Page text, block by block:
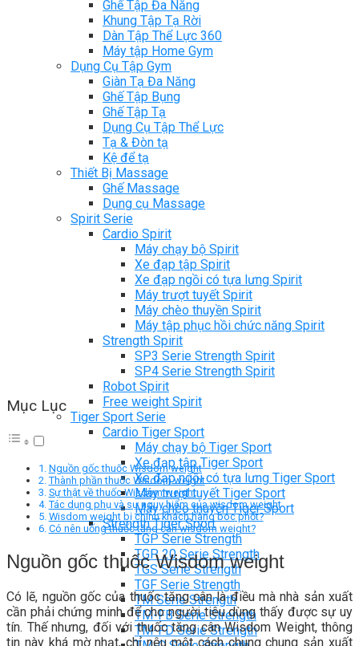
Ghế Tập Đa Năng
Khung Tập Tạ Rời
Dàn Tập Thể Lực 360
Máy tập Home Gym
Dụng Cụ Tập Gym
Giàn Tạ Đa Năng
Ghế Tập Bụng
Ghế Tập Tạ
Dụng Cụ Tập Thể Lực
Tạ & Đòn tạ
Kệ để tạ
Thiết Bị Massage
Ghế Massage
Dụng cụ Massage
Spirit Serie
Cardio Spirit
Máy chạy bộ Spirit
Xe đạp tập Spirit
Xe đạp ngồi có tựa lưng Spirit
Máy trượt tuyết Spirit
Máy chèo thuyền Spirit
Máy tập phục hồi chức năng Spirit
Strength Spirit
SP3 Serie Strength Spirit
SP4 Serie Strength Spirit
Robot Spirit
Free weight Spirit
Tiger Sport Serie
Cardio Tiger Sport
Máy chạy bộ Tiger Sport
Xe đạp tập Tiger Sport
Xe đạp ngồi có tựa lưng Tiger Sport
Máy trượt tuyết Tiger Sport
Máy chèo thuyền Tiger Sport
Strength Tiger Sport
TGP Serie Strength
TGP 20 Serie Strength
TGS Serie Strength
TGF Serie Strength
TM Serie Strength
TM-FB Serie Strength
TM-FD Serie Strength
Mục Lục
Nguồn gốc thuốc Wisdom weight
Thành phần thuốc Wisdom weight
Sự thật về thuốc Wisdom weight
Tác dụng phụ và sự nguy hiểm của wisdom weight
Wisdom weight bị chính khách hàng bóc phốt?
Có nên uống thuốc tăng cân wisdom weight?
Nguồn gốc thuốc Wisdom weight
Có lẽ, nguồn gốc của thuốc tăng cân là điều mà nhà sản xuất
cần phải chứng minh để cho người tiêu dùng thấy được sự uy
tín. Thế nhưng, đối với thuốc tăng cân Wisdom Weight, thông
tin này khá mờ nhạt, chỉ nêu một cách chung chung sản xuất